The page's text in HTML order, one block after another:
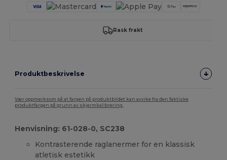
Rask frakt
Produktbeskrivelse
Vær oppmerksom på at fargen på produktbildet kan avvike fra den faktiske
produktfargen på grunn av skjermkalibrering.
Henvisning: 61-028-0, SC238
Kontrasterende raglanermer for en klassisk
atletisk estetikk